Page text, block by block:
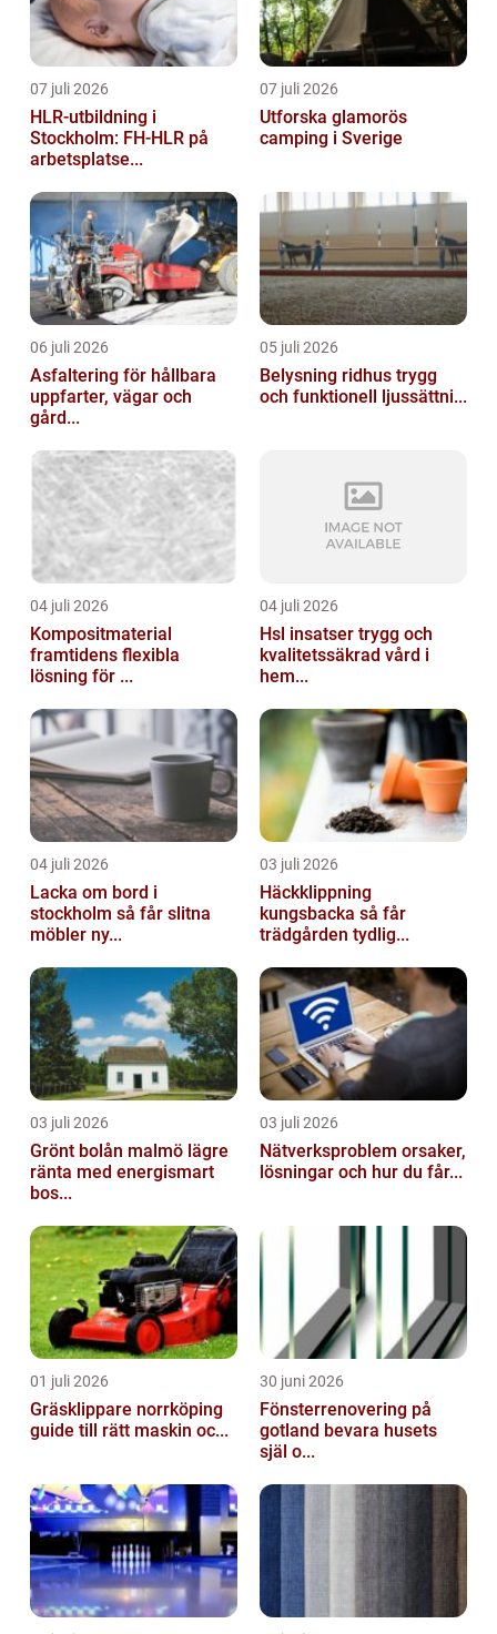
07 juli 2026
HLR-utbildning i
Stockholm: FH-HLR på
arbetsplatse...
07 juli 2026
Utforska glamorös
camping i Sverige
06 juli 2026
Asfaltering för hållbara
uppfarter, vägar och
gård...
05 juli 2026
Belysning ridhus trygg
och funktionell ljussättni...
04 juli 2026
Kompositmaterial
framtidens flexibla
lösning för ...
04 juli 2026
Hsl insatser trygg och
kvalitetssäkrad vård i
hem...
04 juli 2026
Lacka om bord i
stockholm så får slitna
möbler ny...
03 juli 2026
Häckklippning
kungsbacka så får
trädgården tydlig...
03 juli 2026
Grönt bolån malmö lägre
ränta med energismart
bos...
03 juli 2026
Nätverksproblem orsaker,
lösningar och hur du får...
01 juli 2026
Gräsklippare norrköping
guide till rätt maskin oc...
30 juni 2026
Fönsterrenovering på
gotland bevara husets
själ o...